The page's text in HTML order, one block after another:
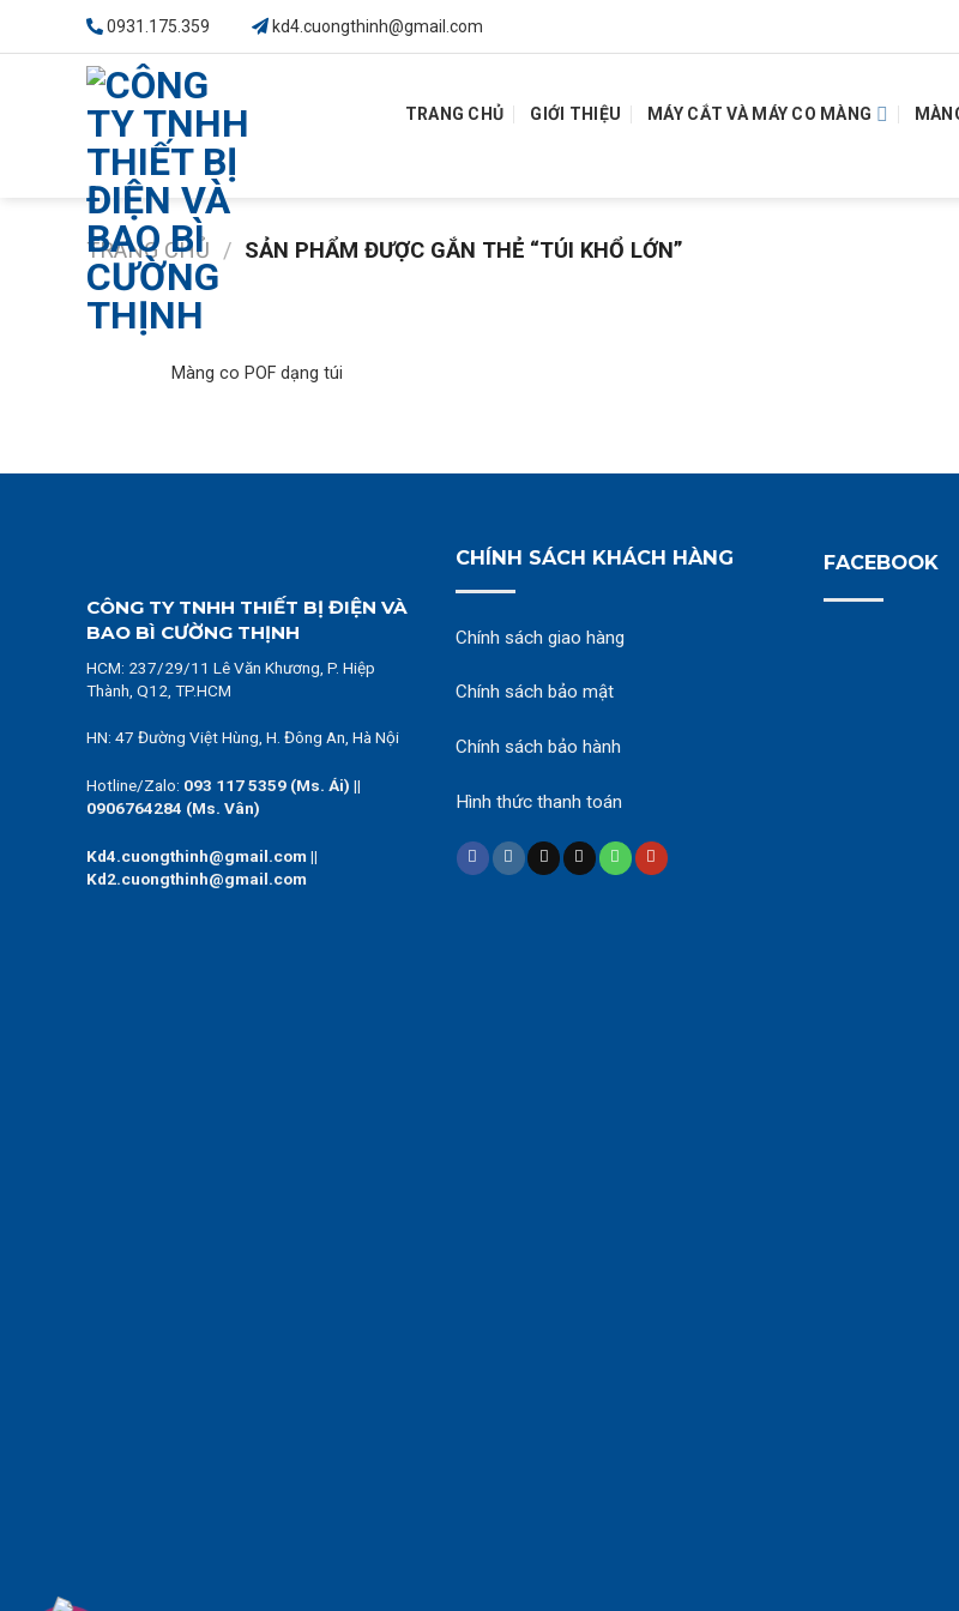
0931.175.359 kd4.cuongthinh@gmail.com
TRANG CHỦ GIỚI THIỆU MÁY CẮT VÀ MÁY CO MÀNG
TRANG CHỦ / SẢN PHẨM ĐƯỢC GẮN THẺ “TÚI KHỔ LỚN”
Màng co POF dạng túi
CÔNG TY TNHH THIẾT BỊ ĐIỆN VÀ
BAO BÌ CƯỜNG THỊNH
HCM: 237/29/11 Lê Văn Khương, P. Hiệp
Thành, Q12, TP.HCM
HN: 47 Đường Việt Hùng, H. Đông An, Hà Nội
Hotline/Zalo: 093 117 5359 (Ms. Ái) ||
0906764284 (Ms. Vân)
Kd4.cuongthinh@gmail.com ||
Kd2.cuongthinh@gmail.com
CHÍNH SÁCH KHÁCH HÀNG
Chính sách giao hàng
Chính sách bảo mật
Chính sách bảo hành
Hình thức thanh toán
FACEBOOK